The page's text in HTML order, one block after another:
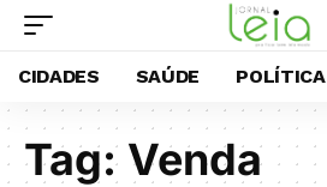
CIDADES SAÚDE POLÍTICA
Tag: Venda